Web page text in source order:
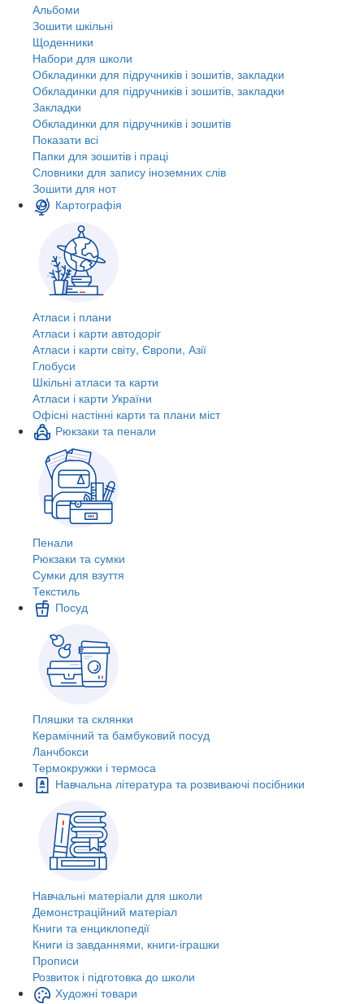
Альбоми
Зошити шкільні
Щоденники
Набори для школи
Обкладинки для підручників і зошитів, закладки
Обкладинки для підручників і зошитів, закладки
Закладки
Обкладинки для підручників і зошитів
Показати всі
Папки для зошитів і праці
Словники для запису іноземних слів
Зошити для нот
Картографія
Атласи і плани
Атласи і карти автодоріг
Атласи і карти світу, Європи, Азії
Глобуси
Шкільні атласи та карти
Атласи і карти України
Офісні настінні карти та плани міст
Рюкзаки та пенали
Пенали
Рюкзаки та сумки
Сумки для взуття
Текстиль
Посуд
Пляшки та склянки
Керамічний та бамбуковий посуд
Ланчбокси
Термокружки і термоса
Навчальна література та розвиваючі посібники
Навчальні матеріали для школи
Демонстраційний матеріал
Книги та енциклопедії
Книги із завданнями, книги-іграшки
Прописи
Розвиток і підготовка до школи
Художні товари